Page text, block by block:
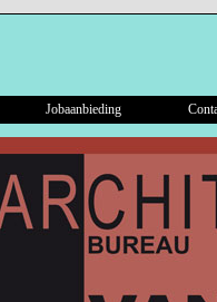
Jobaanbieding